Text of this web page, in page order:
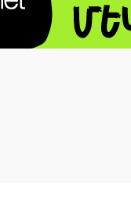
- 1877.50
-1.00 ZINC -
JPY - 157.76
-0.39
USD - 1.1558
+0.32